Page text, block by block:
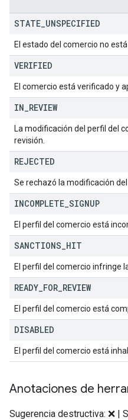
STATE UNSPECIFIED
El estado del comercio no
VERIFIED
El comercio está verificado y
IN REVIEW
La modificación del perfil del
revisión.
REJECTED
Se rechazó la modificación
INCOMPLETE SIGNUP
El perfil del comercio está
SANCTIONS HIT
El perfil del comercio infringe
READY FOR REVIEW
El perfil del comercio está
DISABLED
El perfil del comercio está
Anotaciones de
Sugerencia destructiva: ❌ |